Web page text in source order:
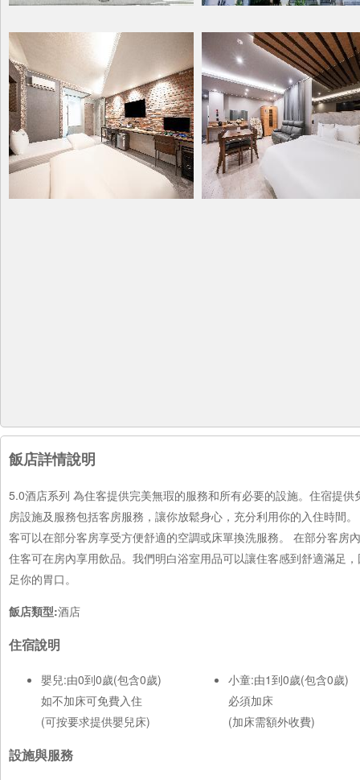
飯店詳情說明
5.0酒店系列 為住客提供完美無瑕的服務和所有必要的設施。住宿提
房設施及服務包括客房服務，讓你放鬆身心，充分利用你的入住時間
客可以在部分客房享受方便舒適的空調或床單換洗服務。 在部分客
住客可在房內享用飲品。我們明白浴室用品可以讓住客感到舒適滿足
足你的胃口。
飯店類型:酒店
住宿說明
嬰兒:由0到0歲(包含0歲)
如不加床可免費入住
(可按要求提供嬰兒床)
小童:由1到0歲(包含0歲)
必須加床
(加床需額外收費)
設施與服務